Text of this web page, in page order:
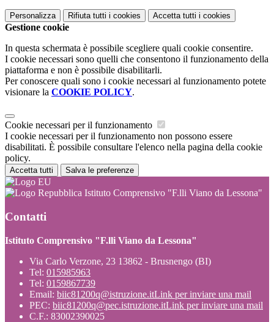
Personalizza Rifiuta tutti i cookies Accetta tutti i cookies
Gestione cookie
In questa schermata è possibile scegliere quali cookie consentire.
I cookie necessari sono quelli che consentono il funzionamento della
piattaforma e non è possibile disabilitarli.
Per conoscere quali sono i cookie necessari al funzionamento potete
visionare la COOKIE POLICY.
Cookie necessari per il funzionamento
I cookie necessari per il funzionamento non possono essere
disabilitati. È possibile consultare l'elenco nella pagina della cookie
policy.
Accetta tutti Salva le preferenze
Istituto Comprensivo "F.lli Viano da Lessona"
Contatti
Istituto Comprensivo "F.lli Viano da Lessona"
Via Carlo Verzone, 23 13862 - Brusnengo (BI)
Tel: 015985963
Tel: 0159867739
Email: biic81200q@istruzione.itLink per inviare una mail
PEC: biic81200q@pec.istruzione.itLink per inviare una mail
C.F.: 83002390025